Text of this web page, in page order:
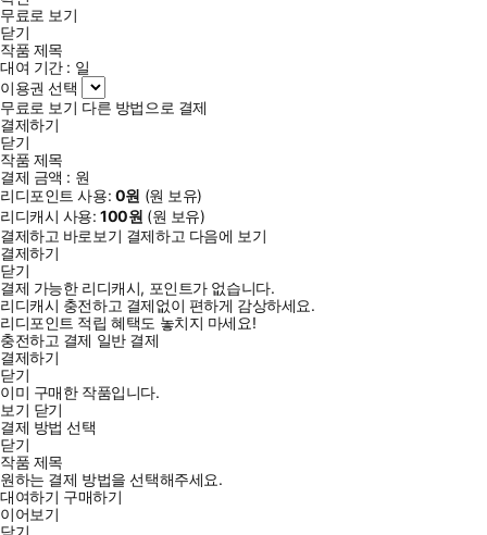
무료로 보기
닫기
작품 제목
대여 기간 : 일
이용권 선택
무료로 보기 다른 방법으로 결제
결제하기
닫기
작품 제목
결제 금액 : 원
리디포인트 사용: 0원 (원 보유)
리디캐시 사용:100원 (원 보유)
결제하고 바로보기 결제하고 다음에 보기
결제하기
닫기
결제 가능한 리디캐시, 포인트가 없습니다.
리디캐시 충전하고 결제없이 편하게 감상하세요.
리디포인트 적립 혜택도 놓치지 마세요!
충전하고 결제 일반 결제
결제하기
닫기
이미 구매한 작품입니다.
보기 닫기
결제 방법 선택
닫기
작품 제목
원하는 결제 방법을 선택해주세요.
대여하기 구매하기
이어보기
닫기